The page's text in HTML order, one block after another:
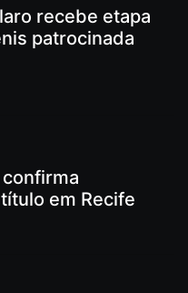
recebe etapa
patrocinada
em Recife